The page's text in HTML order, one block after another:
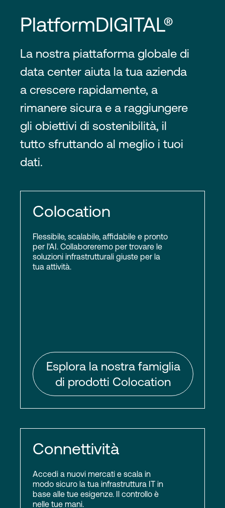
PlatformDIGITAL®
La nostra piattaforma globale di
data center aiuta la tua azienda
a crescere rapidamente, a
rimanere sicura e a raggiungere
gli obiettivi di sostenibilità, il
tutto sfruttando al meglio i tuoi
dati.
Colocation
Flessibile, scalabile, affidabile e pronto
per l'AI. Collaboreremo per trovare le
soluzioni infrastrutturali giuste per la
tua attività.
Esplora la nostra famiglia
di prodotti Colocation
Connettività
Accedi a nuovi mercati e scala in
modo sicuro la tua infrastruttura IT in
base alle tue esigenze. Il controllo è
nelle tue mani.